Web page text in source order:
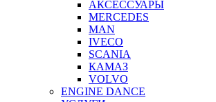
АКСЕССУАРЫ
MERCEDES
MAN
IVECO
SCANIA
КАМАЗ
VOLVO
ENGINE DANCE